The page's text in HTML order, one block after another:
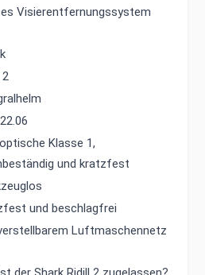
Visierentfernungssystem
2
Klasse 1,
und kratzfest
und beschlagfrei
Luftmaschennetz